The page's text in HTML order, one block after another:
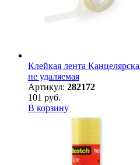
Клейкая лента
не удаляемая
Артикул: 282172
101 руб.
В корзину